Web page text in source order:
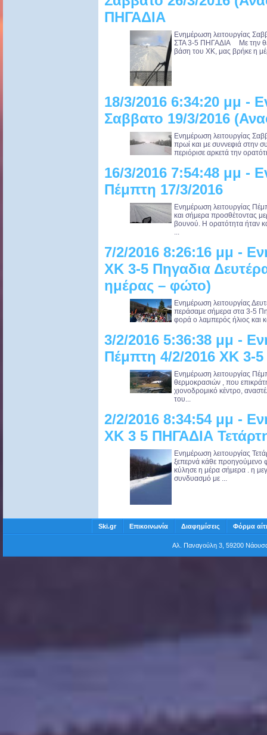
ΠΗΓΑΔΙΑ
Ενημέρωση λειτουργίας
ΣΤΑ 3-5 ΠΗΓΑΔΙΑ Με την
βάση του ΧΚ, μας βρήκε η
18/3/2016 6:34:20 μμ -
Σαββατο 19/3/2016
Ενημέρωση λειτουργίας
πρωί και με συννεφιά στην
περιόρισε αρκετά την
16/3/2016 7:54:48 μμ -
Πέμπτη 17/3/2016
Ενημέρωση λειτουργίας
και σήμερα προσθέτοντας
βουνού. Η ορατότητα ήταν
...
7/2/2016 8:26:16 μμ -
ΧΚ 3-5 Πηγαδια
ημέρας – φώτο)
Ενημέρωση λειτουργίας
περάσαμε σήμερα στα 3-5
φορά ο λαμπερός ήλιος και
3/2/2016 5:36:38 μμ -
Πέμπτη 4/2/2016 ΧΚ 3-
Ενημέρωση λειτουργίας
θερμοκρασιών , που
χιονοδρομικό κέντρο,
του...
2/2/2016 8:34:54 μμ -
ΧΚ 3 5 ΠΗΓΑΔΙΑ
Ενημέρωση λειτουργίας
ξεπερνά κάθε προηγούμενο
κύλησε η μέρα σήμερα . η
συνδυασμό με ...
Ski.gr Επικοινωνία Διαφημίσεις Φόρμα
Αλ. Παναγούλη 3, 59200